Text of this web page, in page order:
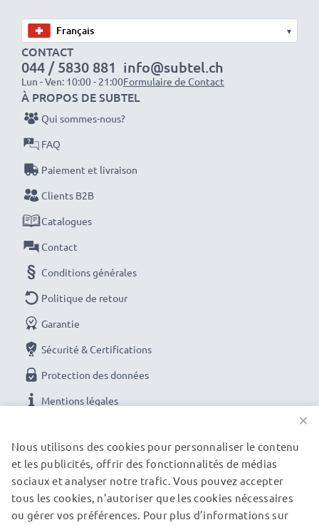
▾
CONTACT
044 / 5830 881
Lun - Ven: 10:00 - 21:00
info@subtel.ch
Formulaire de Contact
NOS OPTIONS DE PAIEMENT
À PROPOS DE SUBTEL
Qui sommes-nous?
FAQ
Paiement et livraison
Clients B2B
Catalogues
Contact
Conditions générales
Politique de retour
Garantie
Sécurité & Certifications
Protection des données
Mentions légales
NOS PARTENAIRES DE LIVRAISON
×
Nous utilisons des cookies pour personnaliser le contenu
et les publicités, offrir des fonctionnalités de médias
sociaux et analyser notre trafic. Vous pouvez accepter
tous les cookies, n’autoriser que les cookies nécessaires
ou gérer vos préférences. Pour plus d’informations sur